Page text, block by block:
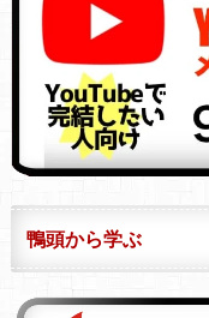
鴨頭から学ぶ